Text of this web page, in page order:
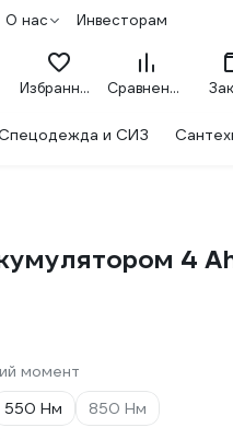
О нас Инвесторам
Избранное Сравнение
и СИЗ
4
момент
550 Нм
850 Нм